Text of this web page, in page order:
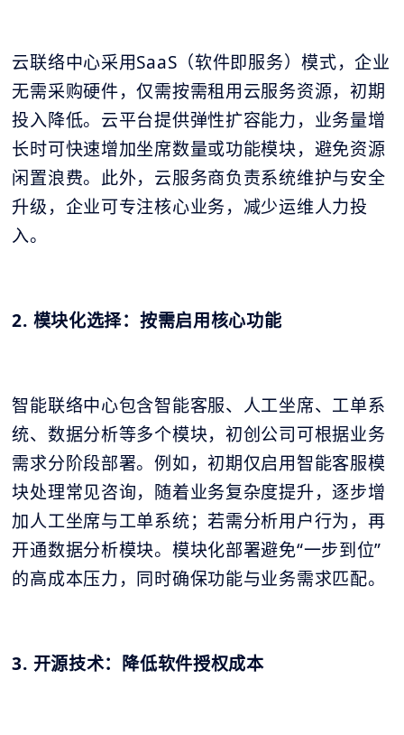
云联络中心采用SaaS（软件即服务）模式，企业
无需采购硬件，仅需按需租用云服务资源，初期
投入降低。云平台提供弹性扩容能力，业务量增
长时可快速增加坐席数量或功能模块，避免资源
闲置浪费。此外，云服务商负责系统维护与安全
升级，企业可专注核心业务，减少运维人力投
入。
2. 模块化选择：按需启用核心功能
智能联络中心包含智能客服、人工坐席、工单系
统、数据分析等多个模块，初创公司可根据业务
需求分阶段部署。例如，初期仅启用智能客服模
块处理常见咨询，随着业务复杂度提升，逐步增
加人工坐席与工单系统；若需分析用户行为，再
开通数据分析模块。模块化部署避免“一步到位”
的高成本压力，同时确保功能与业务需求匹配。
3. 开源技术：降低软件授权成本